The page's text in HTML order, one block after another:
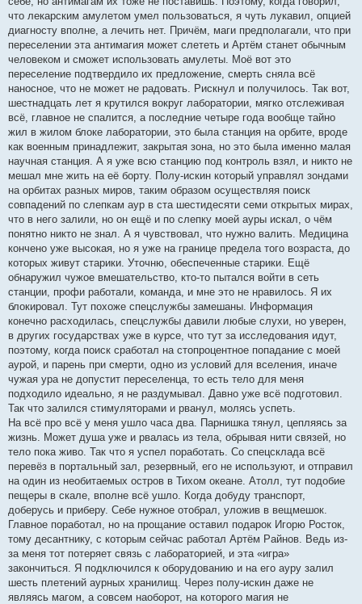
что лекарским амулетом умел пользоваться, я чуть лукавил, опцией
диагносту вполне, а лечить нет. Причём, маги предполагали, что при
переселении эта антимагия может слететь и Артём станет обычным
человеком и сможет использовать амулеты. Моё вот это
переселение подтвердило их предложение, смерть сняла всё
наносное, что не может не радовать. Рискнул и получилось. Так вот,
шестнадцать лет я крутился вокруг лаборатории, мягко отслеживая
всё, главное не спалится, а последние четыре года вообще тайно
жил в жилом блоке лаборатории, это была станция на орбите, вроде
как военным принадлежит, закрытая зона, но это была именно малая
научная станция. А я уже всю станцию под контроль взял, и никто не
мешал мне жить на её борту. Полу-искин который управлял зондами
на орбитах разных миров, таким образом осуществляя поиск
совпадений по слепкам аур в ста шестидесяти семи открытых мирах,
что в него залили, но он ещё и по слепку моей ауры искал, о чём
понятно никто не знал. А я чувствовал, что нужно валить. Медицина
кончено уже высокая, но я уже на границе предела того возраста, до
которых живут старики. Уточню, обеспеченные старики. Ещё
обнаружил чужое вмешательство, кто-то пытался войти в сеть
станции, профи работали, команда, и мне это не нравилось. Я их
блокировал. Тут похоже спецслужбы замешаны. Информация
конечно расходилась, спецслужбы давили любые слухи, но уверен,
в других государствах уже в курсе, что тут за исследования идут,
поэтому, когда поиск сработал на стопроцентное попадание с моей
аурой, и парень при смерти, одно из условий для вселения, иначе
чужая ура не допустит переселенца, то есть тело для меня
подходило идеально, я не раздумывал. Давно уже всё подготовил.
Так что залился стимуляторами и рванул, молясь успеть.
На всё про всё у меня ушло часа два. Парнишка тянул, цепляясь за
жизнь. Может душа уже и рвалась из тела, обрывая нити связей, но
тело пока живо. Так что я успел поработать. Со спецсклада всё
перевёз в портальный зал, резервный, его не используют, и отправил
на один из необитаемых остров в Тихом океане. Атолл, тут подобие
пещеры в скале, вполне всё ушло. Когда добуду транспорт,
доберусь и приберу. Себе нужное отобрал, уложив в вещмешок.
Главное поработал, но на прощание оставил подарок Игорю Росток,
тому десантнику, с которым сейчас работал Артём Райнов. Ведь из-
за меня тот потеряет связь с лабораторией, и эта «игра»
закончиться. Я подключился к оборудованию и на его ауру залил
шесть плетений аурных хранилищ. Через полу-искин даже не
являясь магом, а совсем наоборот, на которого магия не